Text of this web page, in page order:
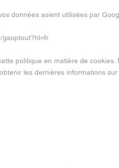
données soient utilisées par
gaoptout?hl=fr
politique en matière de
les dernières informations sur